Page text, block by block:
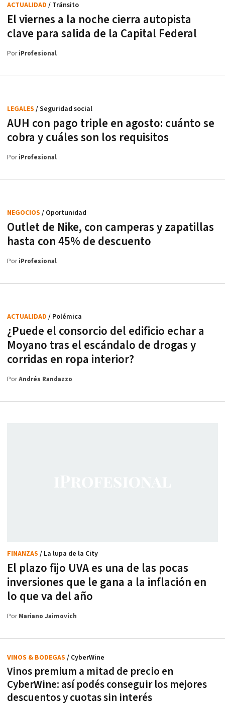
El viernes a la noche cierra autopista
clave para salida de la Capital Federal
ACTUALIDAD / Tránsito
PoriProfesional
AUH con pago triple en agosto: cuánto se
cobra y cuáles son los requisitos
LEGALES / Seguridad social
PoriProfesional
Outlet de Nike, con camperas y zapatillas
hasta con 45% de descuento
NEGOCIOS / Oportunidad
PoriProfesional
¿Puede el consorcio del edificio echar a
Moyano tras el escándalo de drogas y
corridas en ropa interior?
ACTUALIDAD / Polémica
PorAndrés Randazzo
El plazo fijo UVA es una de las pocas
inversiones que le gana a la inflación en
lo que va del año
FINANZAS / La lupa de la City
PorMariano Jaimovich
Vinos premium a mitad de precio en
CyberWine: así podés conseguir los mejores
descuentos y cuotas sin interés
VINOS & BODEGAS / CyberWine